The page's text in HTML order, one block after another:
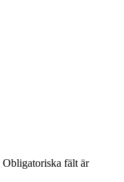
Obligatoriska fält är